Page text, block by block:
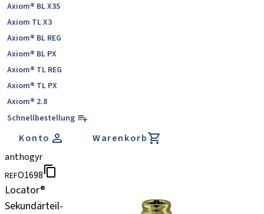
Axiom® BL X3S
Axiom TL X3
Axiom® BL REG
Axiom® BL PX
Axiom® TL REG
Axiom® TL PX
Axiom® 2.8
Schnellbestellung
Konto
Warenkorb
anthogyr
REFO1698
Locator®
Sekundärteil-